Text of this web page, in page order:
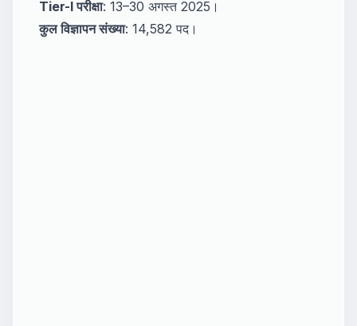
Tier-I परीक्षा: 13–30 अगस्त 2025।
कुल विज्ञापन संख्या: 14,582 पद।